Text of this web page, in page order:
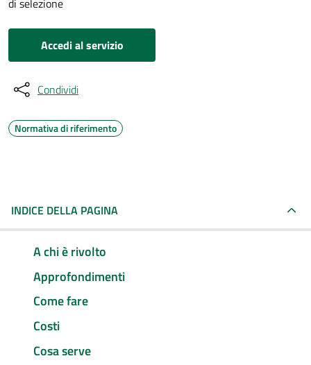
di selezione
Accedi al servizio
Condividi
Normativa di riferimento
INDICE DELLA PAGINA
A chi è rivolto
Approfondimenti
Come fare
Costi
Cosa serve